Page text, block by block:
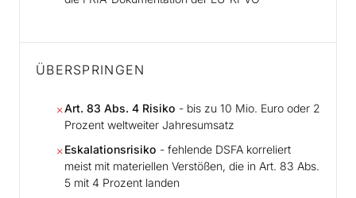
ÜBERSPRINGEN
✗Art. 83 Abs. 4 Risiko - bis zu 10 Mio. Euro oder 2
Prozent weltweiter Jahresumsatz
✗Eskalationsrisiko - fehlende DSFA korreliert
meist mit materiellen Verstößen, die in Art. 83 Abs.
5 mit 4 Prozent landen